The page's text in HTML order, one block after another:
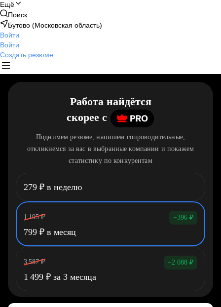
Ещё
Поиск
Бутово (Московская область)
Войти
Войти
Создать резюме
Работа найдётся
скорее c
Поднимем резюме, напишем сопроводительные,
откликнемся за вас в выбранные компании и покажем
статистику по конкурентам
279 ₽ в неделю
1 195 ₽ −396 ₽
799 ₽ в месяц
3 587 ₽ −2 088 ₽
1 499 ₽ за 3 месяца